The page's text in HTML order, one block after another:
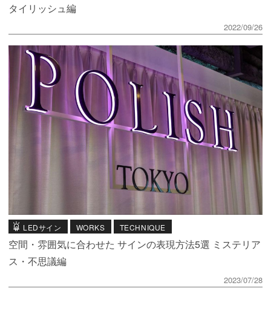
タイリッシュ編
2022/09/26
LEDサイン WORKS TECHNIQUE
空間・雰囲気に合わせた サインの表現方法5選 ミステリア
ス・不思議編
2023/07/28